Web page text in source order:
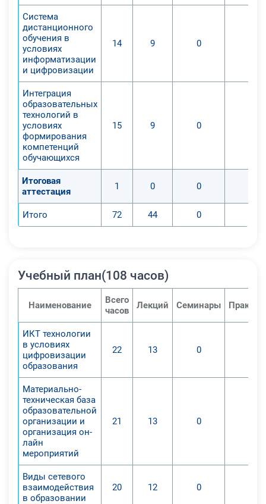
Система
дистанционного
обучения в
условиях
информатизации
и цифровизации
14 9 0
Интеграция
образовательных
технологий в
условиях
формирования
компетенций
обучающихся
15 9 0
Итоговая
аттестация
1 0 0
Итого 72 44 0
Учебный план(108 часов)
Наименование
Всего
часов
Лекций Семинары
ИКТ технологии
в условиях
цифровизации
образования
22 13 0
Материально-
техническая база
образовательной
организации и
организация он-
лайн
мероприятий
21 13 0
Виды сетевого
взаимодействия
в образовании
20 12 0